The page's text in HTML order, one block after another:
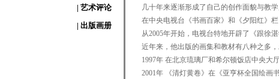
| 艺术评论
| 出版画册
几十年来逐渐形成了自己的创作面貌与教
在中央电视台《书画百家》和《夕阳红》栏
从2005年开始，电视台特地开辟了《跟徐湛
近年来，他出版的画集和教材有八种之多
1997年 在北京琉璃厂和希尔顿饭店中央大
2001年 《清灯黄卷》在《亚亨杯全国绘画